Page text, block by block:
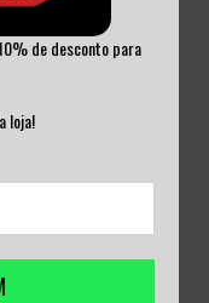
de desconto para
loja!
CD 200...